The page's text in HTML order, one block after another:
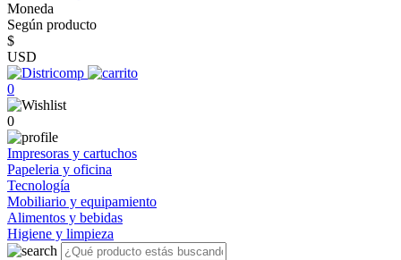
Moneda
Según producto
$
USD
0
0
Impresoras y cartuchos
Papeleria y oficina
Tecnología
Mobiliario y equipamiento
Alimentos y bebidas
Higiene y limpieza